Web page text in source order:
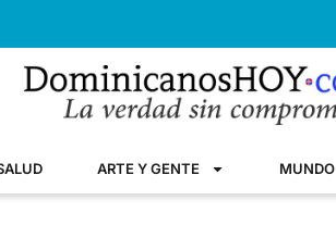
ARTE Y GENTE MUNDO